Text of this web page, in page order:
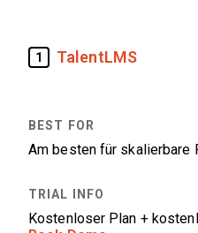
1 TalentLMS
Am besten für skalierbare
Kostenloser Plan +